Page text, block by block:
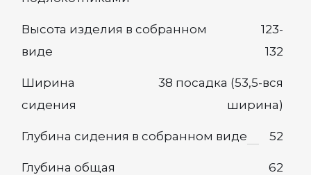
Высота изделия в собранном
виде
123-
132
Ширина
сидения
38 посадка (53,5-вся
ширина)
Глубина сидения в собранном виде 52
Глубина общая 62